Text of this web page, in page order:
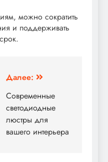
можно сократить
и поддерживать
Далее:
Современные
светодиодные
люстры для
вашего интерьера